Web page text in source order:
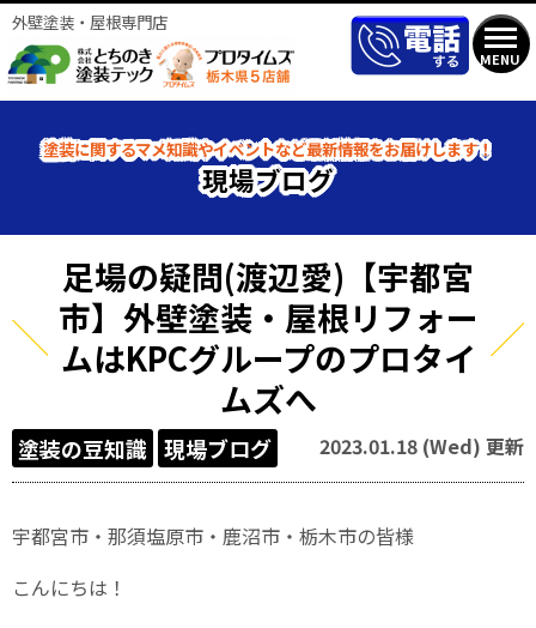
MENU
外壁塗装・屋根専門店
塗装に関するマメ知識やイベントなど最新情報をお届けします！
現場ブログ
足場の疑問(渡辺愛)【宇都宮
市】外壁塗装・屋根リフォー
ムはKPCグループのプロタイ
ムズへ
塗装の豆知識 現場ブログ 2023.01.18 (Wed) 更新
宇都宮市・那須塩原市・鹿沼市・栃木市の皆様
こんにちは！